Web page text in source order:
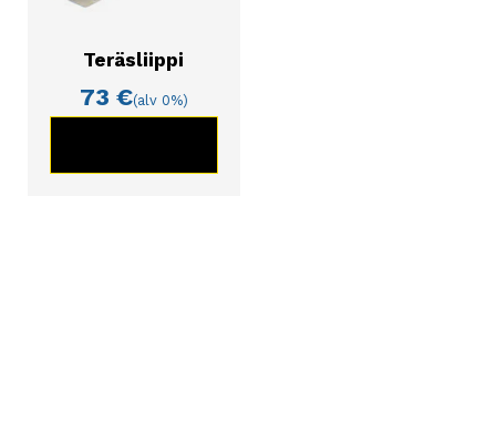
Teräsliippi
73 €(alv 0%)